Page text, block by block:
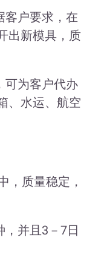
户要求，在
出新模具，质
为客户代办
、水运、航空
质量稳定，
并且3－7日